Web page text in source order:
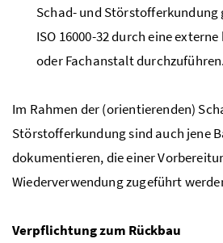
Schad- und Störstofferkundung
ISO 16000-32 durch eine
oder Fachanstalt durchzuführen.
Im Rahmen der (orientierenden)
Störstofferkundung sind auch jene
dokumentieren, die einer
Wiederverwendung zugeführt
Verpflichtung zum Rückbau